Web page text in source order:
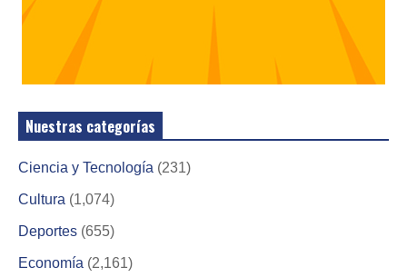
Nuestras categorías
Ciencia y Tecnología (231)
Cultura (1,074)
Deportes (655)
Economía (2,161)